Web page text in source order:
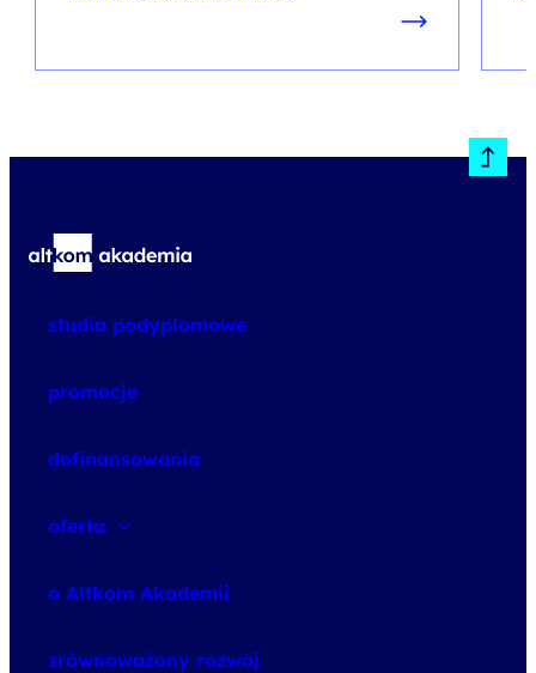
studia podyplomowe
promocje
dofinansowania
oferta
o Altkom Akademii
zrównoważony rozwój